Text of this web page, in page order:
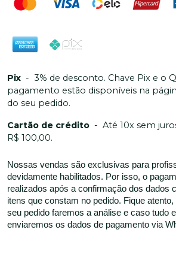
Pix - 3% de desconto. Chave Pix e o
pagamento estão disponíveis na
do seu pedido.
Cartão de crédito - Até 10x sem
R$ 100,00.
Nossas vendas são exclusivas para
devidamente habilitados. Por isso, o
realizados após a confirmação dos dados
itens que constam no pedido. Fique
seu pedido faremos a análise e caso tudo
enviaremos os dados de pagamento via